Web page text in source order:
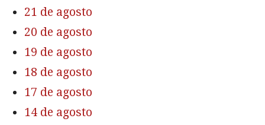
21 de agosto
20 de agosto
19 de agosto
18 de agosto
17 de agosto
14 de agosto